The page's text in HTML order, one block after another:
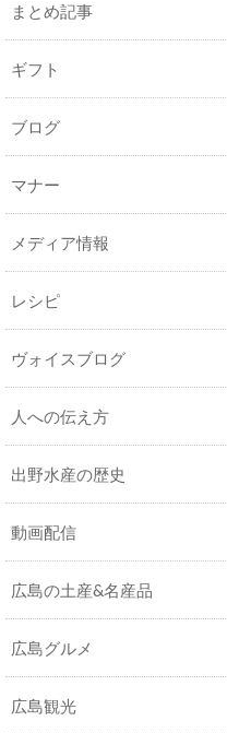
まとめ記事
ギフト
ブログ
マナー
メディア情報
レシピ
ヴォイスブログ
人への伝え方
出野水産の歴史
動画配信
広島の土産&名産品
広島グルメ
広島観光